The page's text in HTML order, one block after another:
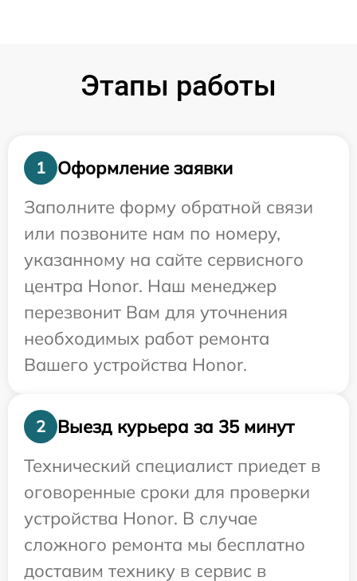
Этапы работы
1
Оформление заявки
Заполните форму обратной связи
или позвоните нам по номеру,
указанному на сайте сервисного
центра Honor. Наш менеджер
перезвонит Вам для уточнения
необходимых работ ремонта
Вашего устройства Honor.
2
Выезд курьера за 35 минут
Технический специалист приедет в
оговоренные сроки для проверки
устройства Honor. В случае
сложного ремонта мы бесплатно
доставим технику в сервис в